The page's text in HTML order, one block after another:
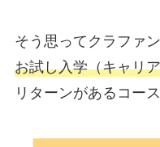
そう思ってクラファ
お試し入学（キャリ
リターンがあるコー